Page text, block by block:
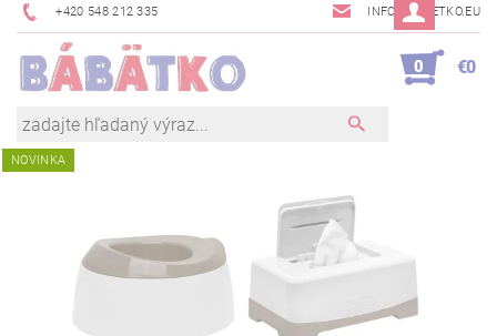
+420 548 212 335 INFO@BABETKO.EU
0 €0
NOVINKA